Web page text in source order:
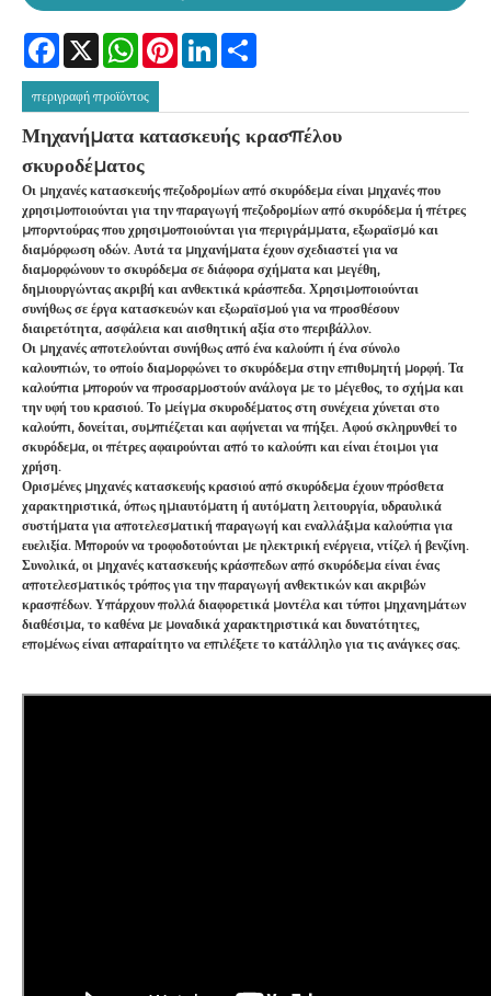
Facebook
X WhatsAppPinterestLinkedIn
περιγραφή προϊόντος
Μηχανήματα κατασκευής κρασπέλου
σκυροδέματος
Οι μηχανές κατασκευής πεζοδρομίων από σκυρόδεμα είναι μηχανές που
χρησιμοποιούνται για την παραγωγή πεζοδρομίων από σκυρόδεμα ή πέτρες
μπορντούρας που χρησιμοποιούνται για περιγράμματα, εξωραϊσμό και
διαμόρφωση οδών. Αυτά τα μηχανήματα έχουν σχεδιαστεί για να
διαμορφώνουν το σκυρόδεμα σε διάφορα σχήματα και μεγέθη,
δημιουργώντας ακριβή και ανθεκτικά κράσπεδα. Χρησιμοποιούνται
συνήθως σε έργα κατασκευών και εξωραϊσμού για να προσθέσουν
διαιρετότητα, ασφάλεια και αισθητική αξία στο περιβάλλον.
Οι μηχανές αποτελούνται συνήθως από ένα καλούπι ή ένα σύνολο
καλουπιών, το οποίο διαμορφώνει το σκυρόδεμα στην επιθυμητή μορφή. Τα
καλούπια μπορούν να προσαρμοστούν ανάλογα με το μέγεθος, το σχήμα και
την υφή του κρασιού. Το μείγμα σκυροδέματος στη συνέχεια χύνεται στο
καλούπι, δονείται, συμπιέζεται και αφήνεται να πήξει. Αφού σκληρυνθεί το
σκυρόδεμα, οι πέτρες αφαιρούνται από το καλούπι και είναι έτοιμοι για
χρήση.
Ορισμένες μηχανές κατασκευής κρασιού από σκυρόδεμα έχουν πρόσθετα
χαρακτηριστικά, όπως ημιαυτόματη ή αυτόματη λειτουργία, υδραυλικά
συστήματα για αποτελεσματική παραγωγή και εναλλάξιμα καλούπια για
ευελιξία. Μπορούν να τροφοδοτούνται με ηλεκτρική ενέργεια, ντίζελ ή βενζίνη.
Συνολικά, οι μηχανές κατασκευής κράσπεδων από σκυρόδεμα είναι ένας
αποτελεσματικός τρόπος για την παραγωγή ανθεκτικών και ακριβών
κρασπέδων. Υπάρχουν πολλά διαφορετικά μοντέλα και τύποι μηχανημάτων
διαθέσιμα, το καθένα με μοναδικά χαρακτηριστικά και δυνατότητες,
επομένως είναι απαραίτητο να επιλέξετε το κατάλληλο για τις ανάγκες σας.